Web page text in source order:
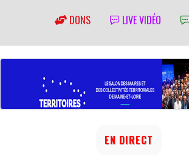
DONS LIVE VIDÉO
EN DIRECT